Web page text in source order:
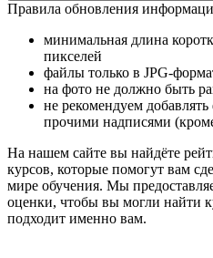
Правила обновления
минимальная длина
пикселей
файлы только в JPG-
на фото не должно быть
не рекомендуем
прочими надписями
На нашем сайте вы найдёте
курсов, которые помогут вам
мире обучения. Мы
оценки, чтобы вы могли найти
подходит именно вам.